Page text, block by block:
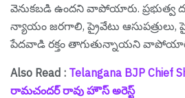
వెనుకబడి ఉందని వాపోయారు.
న్యాయం జరగాలి, ప్రైవేటు ఆసుపత్రులు,
పేదవాడి రక్తం తాగుతున్నాయని
Also Read : Telangana BJP Chief
రామ‌చంద‌ర్ రావు హౌస్ అరెస్ట్